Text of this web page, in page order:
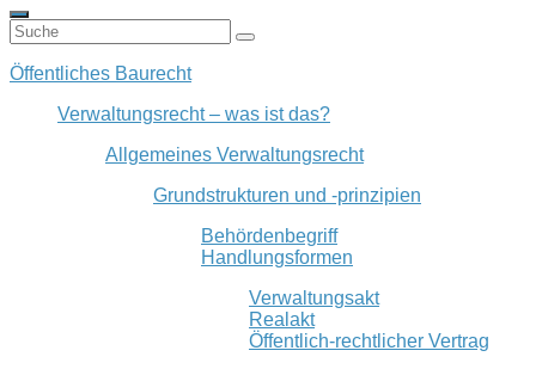
Öffentliches Baurecht
Verwaltungsrecht – was ist das?
Allgemeines Verwaltungsrecht
Grundstrukturen und -prinzipien
Behördenbegriff
Handlungsformen
Verwaltungsakt
Realakt
Öffentlich-rechtlicher Vertrag